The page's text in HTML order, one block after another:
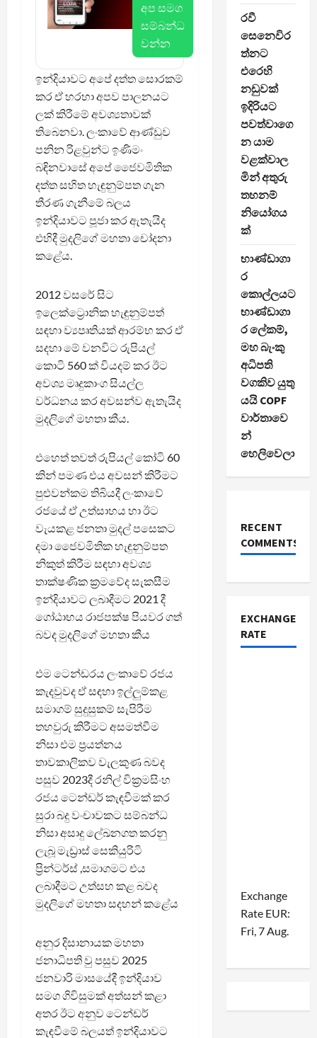
අප සමග
සම්බන්ධ
වන්න
ඉන්දියාවට අපේ දත්ත සොරකම්
කර ඒ හරහා අපව පාලනයට
ලක් කිරීමේ අවශ්‍යතාවක්
තිබෙනවා. ලංකාවේ ආණ්ඩුව
පනින රිළවුන්ට ඉණිමං
බඳිනවාසේ අපේ ජෛවමිතික
දත්ත සහිත හැඳුනුම්පත ගැන
තීරණ ගැනීමේ බලය
ඉන්දියාවට පූජා කර ඇතැයිද
එහිදී මුදලිගේ මහතා චෝදනා
කළේය.
2012 වසරේ සිට
ඉලෙක්ට්‍රොනික හැඳුනුම්පත්
සඳහා ව්‍යපෘතියක් ආරම්භ කර ඒ
සදහා මේ වනවිට රුපියල්
කොටි 560 ක් වියදම් කර ඊට
අවශ්‍ය මෘදුකාංග සියල්ල
වර්ධනය කර අවසන්ව ඇතැයිද
මුදලිගේ මහතා කීය.
එහෙත් තවත් රුපියල් කෝටි 60
කින් පමණ එය අවසන් කිරීමට
පුළුවන්කම තිබියදී ලංකාවේ
රජයේ ඒ උත්සාහය හා ඊට
වැයකළ ජනතා මුදල් පසෙකට
දමා ජෛවමිතික හැඳුනුම්පත
නිකුත් කිරීම සඳහා අවශ්‍ය
තාක්ෂණික ක්‍රමවේද සැකසීම
ඉන්දියාවට ලබාදීමට 2021 දී
ගෝඨාභය රාජපක්ෂ පියවර ගත්
බවද මුදලිගේ මහතා කීය
එම ටෙන්ඩරය ලංකාවේ රජය
කැදවුවද ඒ සඳහා ඉල්ලුම්කළ
සමාගම් සුදුසුකම් සැපිරීම
තහවුරු කිරීමට අසමත්වීම
නිසා එම ප්‍රයත්නය
තාවකාලිකව වැලකුණ බවද
පසුව 2023දී රනිල් වික්‍රමසිංහ
රජය ටෙන්ඩර් කැඳවීමක් කර
සුරා බදු වංචාවකට සම්බන්ධ
නිසා අසාදු ලේඛනගත කරනු
ලැබූ මැඩ්‍රාස් සෙකියුරිටි
ප්‍රින්ටර්ස් ,සමාගමට එය
ලබාදීමට උත්සහ කළ බවද
මුදලිගේ මහතා සදහන් කළේය
අනුර දිසානායක මහතා
ජනාධිපති වු පසුව 2025
ජනවාරි මාසයේදී ඉන්දියාව
සමග ගිවිසුමක් අත්සන් කළා
අතර ඊට අනුව ටෙන්ඩර්
කැඳවීමේ බලයත් ඉන්දියාවට
රවී
සෙනෙවිර
ත්නට
එරෙහි
නඩුවක්
ඉදිරියට
පවත්වාගෙ
න යාම
වළක්වාල
මින් අතුරු
තහනම්
නියෝගය
ක්
භාණ්ඩාගා
ර
කොල්ලයට
භාණ්ඩාගා
ර ලේකම්,
මහ බැංකු
අධිපති
වගකිව යුතු
යයි COPF
වාර්තාවෙ
න්
හෙලිවෙලා
RECENT
COMMENTS
EXCHANGE
RATE
Exchange
Rate EUR:
Fri, 7 Aug.